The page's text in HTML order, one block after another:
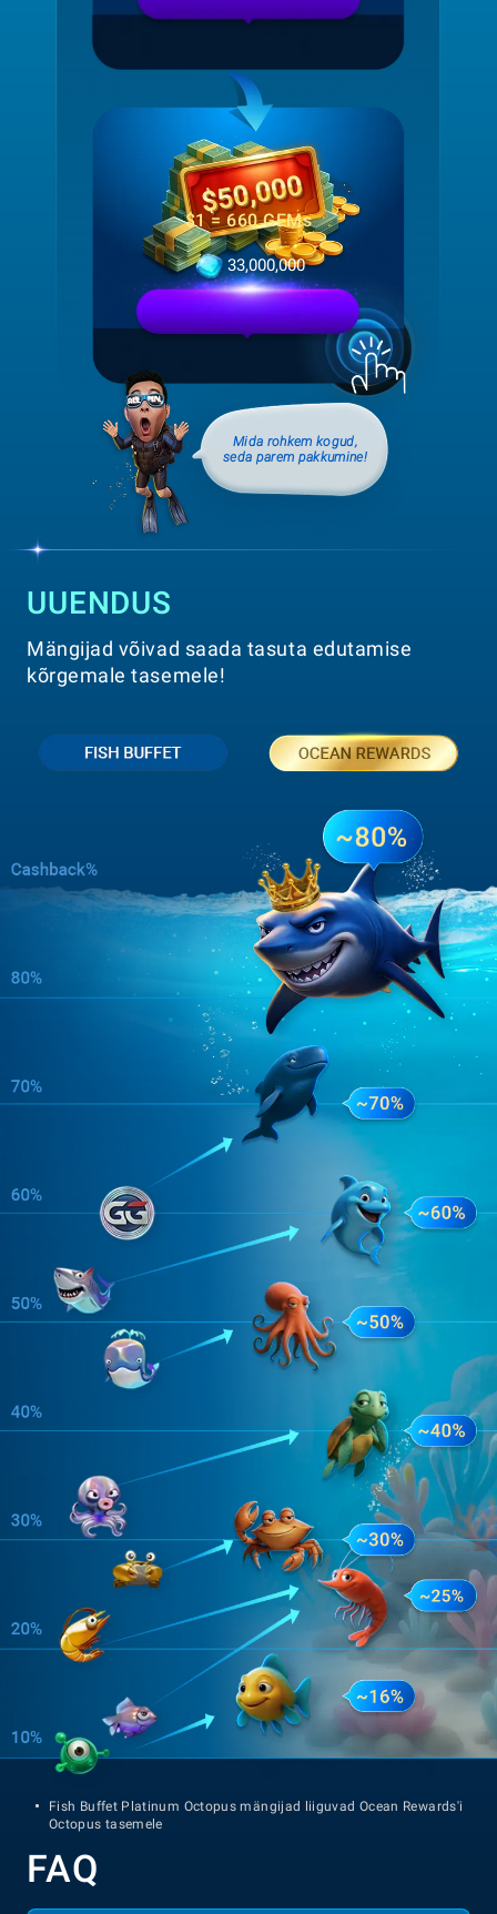
Mida rohkem kogud,
seda parem pakkumine!
$1 = 660 GEMs
33,000,000
UUENDUS
Mängijad võivad saada tasuta edutamise
kõrgemale tasemele!
Fish Buffet Platinum Octopus mängijad liiguvad Ocean Rewards'i
Octopus tasemele
FAQ